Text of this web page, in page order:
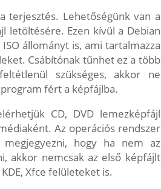
terjesztés. Lehetőségünk van a
letöltésére. Ezen kívül a Debian
állományt is, ami tartalmazza
Csábítónak tűnhet ez a több
szükséges, akkor ne
fért a képfájlba.
CD, DVD lemezképfájl
Az operációs rendszer
hogy ha nem az
akkor nemcsak az első képfájlt
Xfce felületeket is.